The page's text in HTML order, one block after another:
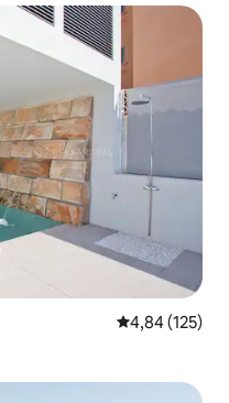
Средна
4,84 (125)